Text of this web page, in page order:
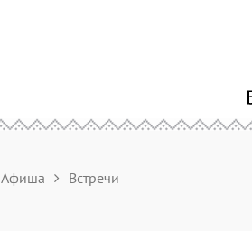
Афиша Встречи